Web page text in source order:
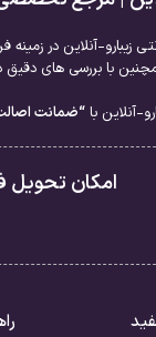
BABARIA
زیبارو-آنلاین در
با بررسی های دقیق
آنلاین با“ضمانت
امکان تحویل